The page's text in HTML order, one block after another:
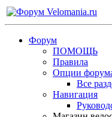
Форум
ПОМОЩЬ
Правила
Опции
Все
Навигация